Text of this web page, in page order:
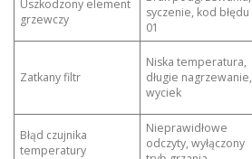
Uszkodzony element
grzewczy
syczenie, kod błędu
01
Zatkany filtr
Niska temperatura,
długie nagrzewanie,
wyciek
Błąd czujnika
temperatury
Nieprawidłowe
odczyty, wyłączony